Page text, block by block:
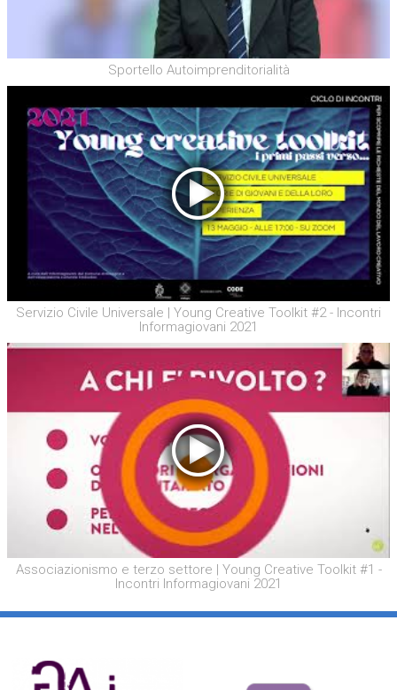
Sportello Autoimprenditorialità
Servizio Civile Universale | Young Creative Toolkit #2 - Incontri
Informagiovani 2021
Associazionismo e terzo settore | Young Creative Toolkit #1 -
Incontri Informagiovani 2021